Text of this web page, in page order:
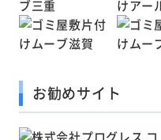
お勧めサイト